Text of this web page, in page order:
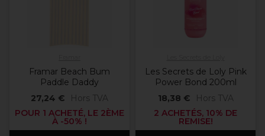
Framar Beach Bum
Paddle Daddy
27,24 €
Hors TVA
POUR 1 ACHETÉ, LE 2ÈME
À -50% !
Les Secrets de Loly Pink
Power Bond 200ml
18,38 €
Hors TVA
2 ACHETÉS, 10% DE
REMISE!